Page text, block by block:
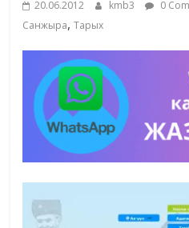
жана
адабияты
20.06.2012 kmb3 0
Санжыра,Тарых